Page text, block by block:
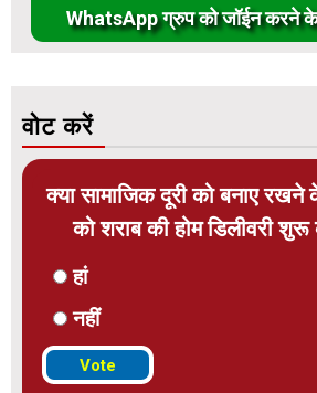
WhatsApp ग्रुप को जॉईन करने
वोट करें
क्या सामाजिक दूरी को बनाए रखने
को शराब की होम डिलीवरी शुरू
हां
नहीं